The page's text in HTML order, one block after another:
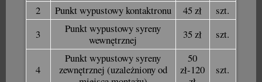
2
Punkt wypustowy kontaktronu 45 zł
szt.
3
Punkt wypustowy syreny
wewnętrznej
35 zł szt.
4
Punkt wypustowy syreny
zewnętrznej (uzależniony od
50
zł-120
szt.